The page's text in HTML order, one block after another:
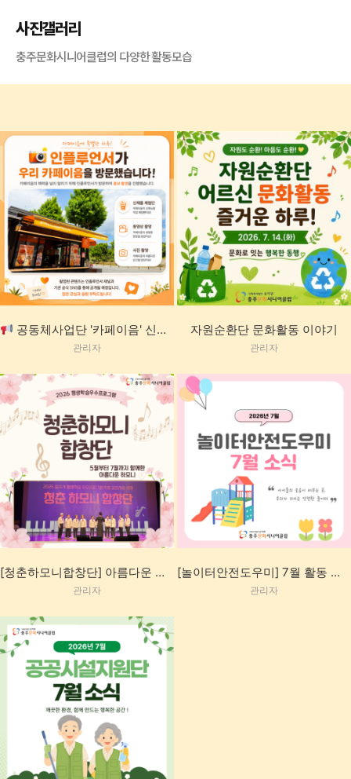
사진갤러리
충주문화시니어클럽의 다양한 활동모습
공동체사업단 '카페이음' 신메뉴 체험단 대 성공
관리자
자원순환단 문화활동 이야기
관리자
[청춘하모니합창단] 아름다운 하모니 여정
관리자
[놀이터안전도우미] 7월 활동 이야기
관리자